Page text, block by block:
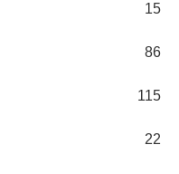
15
86
115
22